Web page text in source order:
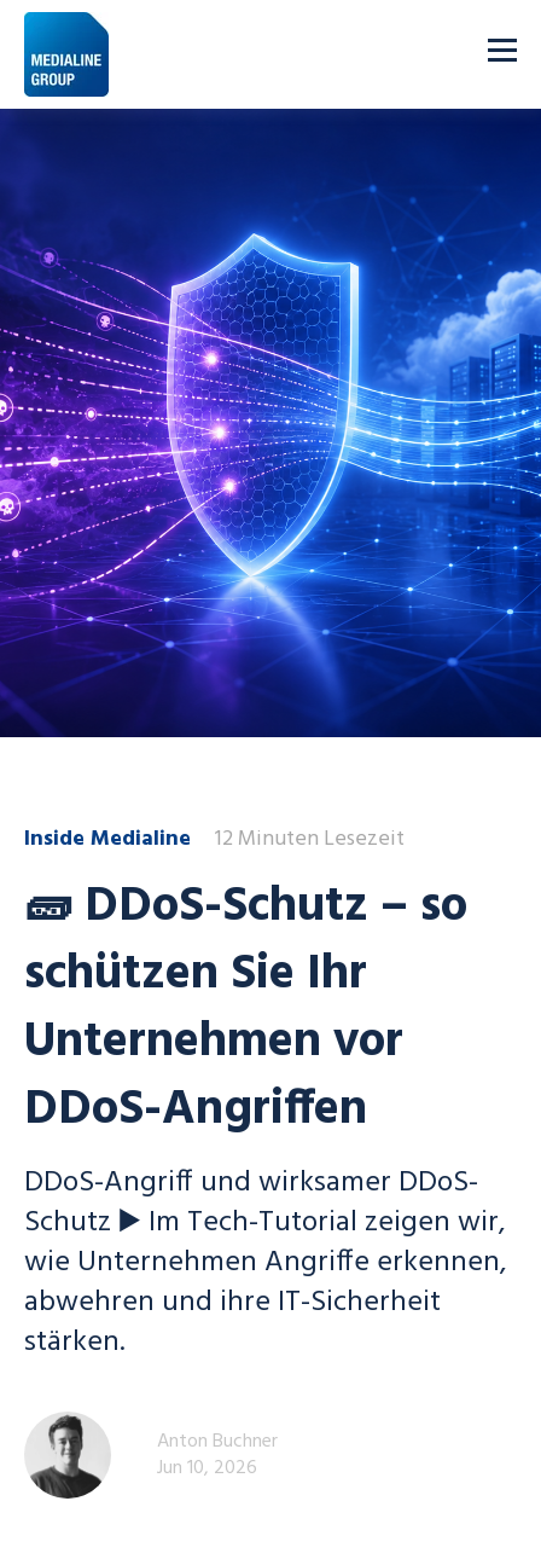
Inside Medialine 12 Minuten Lesezeit
🧱 DDoS-Schutz – so
schützen Sie Ihr
Unternehmen vor
DDoS-Angriffen
DDoS-Angriff und wirksamer DDoS-
Schutz ▶️ Im Tech-Tutorial zeigen wir,
wie Unternehmen Angriffe erkennen,
abwehren und ihre IT-Sicherheit
stärken.
Anton Buchner
Jun 10, 2026